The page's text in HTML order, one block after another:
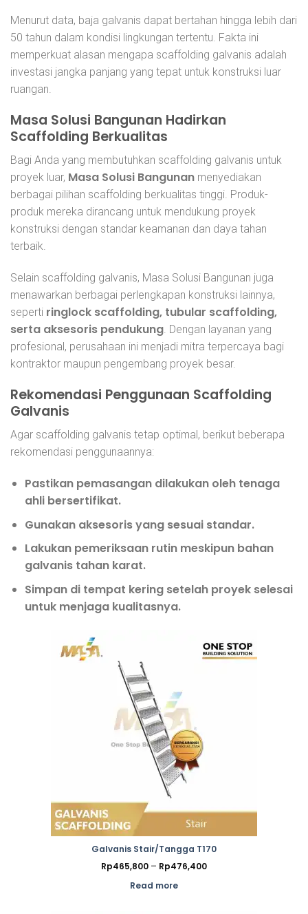
Menurut data, baja galvanis dapat bertahan hingga lebih dari
50 tahun dalam kondisi lingkungan tertentu. Fakta ini
memperkuat alasan mengapa scaffolding galvanis adalah
investasi jangka panjang yang tepat untuk konstruksi luar
ruangan.
Masa Solusi Bangunan Hadirkan
Scaffolding Berkualitas
Bagi Anda yang membutuhkan scaffolding galvanis untuk
proyek luar, Masa Solusi Bangunan menyediakan
berbagai pilihan scaffolding berkualitas tinggi. Produk-
produk mereka dirancang untuk mendukung proyek
konstruksi dengan standar keamanan dan daya tahan
terbaik.
Selain scaffolding galvanis, Masa Solusi Bangunan juga
menawarkan berbagai perlengkapan konstruksi lainnya,
seperti ringlock scaffolding, tubular scaffolding,
serta aksesoris pendukung. Dengan layanan yang
profesional, perusahaan ini menjadi mitra terpercaya bagi
kontraktor maupun pengembang proyek besar.
Rekomendasi Penggunaan Scaffolding
Galvanis
Agar scaffolding galvanis tetap optimal, berikut beberapa
rekomendasi penggunaannya:
Pastikan pemasangan dilakukan oleh tenaga
ahli bersertifikat.
Gunakan aksesoris yang sesuai standar.
Lakukan pemeriksaan rutin meskipun bahan
galvanis tahan karat.
Simpan di tempat kering setelah proyek selesai
untuk menjaga kualitasnya.
Galvanis Stair/Tangga T170
Rp465,800 – Rp476,400Price
Read more